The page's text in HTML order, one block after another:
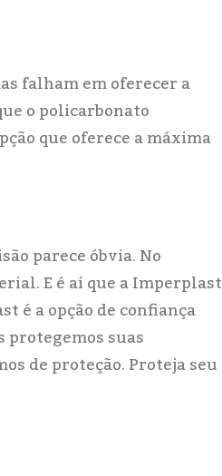
falham em oferecer a
o policarbonato
que oferece a máxima
parece óbvia. No
E é aí que a Imperplast
é a opção de confiança
protegemos suas
de proteção. Proteja seu